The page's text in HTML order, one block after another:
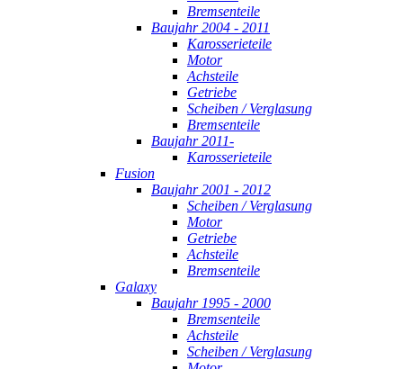
Bremsenteile
Baujahr 2004 - 2011
Karosserieteile
Motor
Achsteile
Getriebe
Scheiben / Verglasung
Bremsenteile
Baujahr 2011-
Karosserieteile
Fusion
Baujahr 2001 - 2012
Scheiben / Verglasung
Motor
Getriebe
Achsteile
Bremsenteile
Galaxy
Baujahr 1995 - 2000
Bremsenteile
Achsteile
Scheiben / Verglasung